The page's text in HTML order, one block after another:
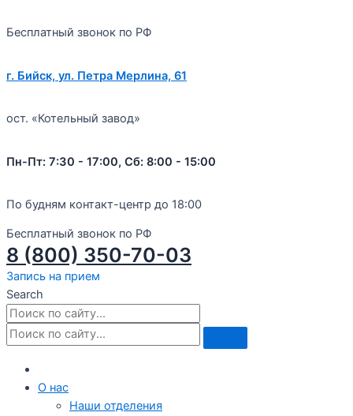
Бесплатный звонок по РФ
г. Бийск, ул. Петра Мерлина, 61
ост. «Котельный завод»
Пн-Пт: 7:30 - 17:00, Сб: 8:00 - 15:00
По будням контакт-центр до 18:00
Бесплатный звонок по РФ
8 (800) 350-70-03
Запись на прием
Search
О нас
Наши отделения